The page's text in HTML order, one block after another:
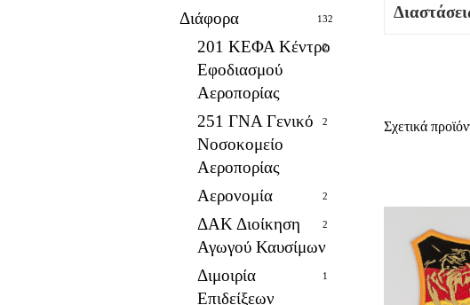
Διάφορα 132
201 ΚΕΦΑ Κέντρο
Εφοδιασμού
Αεροπορίας
2
251 ΓΝΑ Γενικό
Νοσοκομείο
Αεροπορίας
2
Αερονομία 2
ΔΑΚ Διοίκηση
Αγωγού Καυσίμων
2
Διμοιρία
Επιδείξεων
1
Σχετικά